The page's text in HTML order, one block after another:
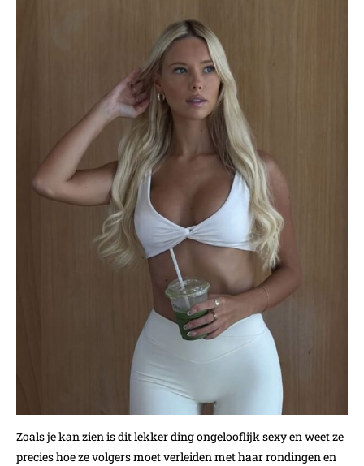
Zoals je kan zien is dit lekker ding ongelooflijk sexy en weet ze
precies hoe ze volgers moet verleiden met haar rondingen en